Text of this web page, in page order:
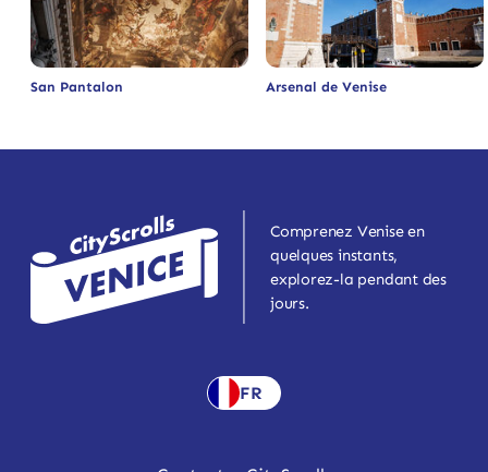
San Pantalon Arsenal de Venise
Comprenez Venise en
quelques instants,
explorez-la pendant des
jours.
FR